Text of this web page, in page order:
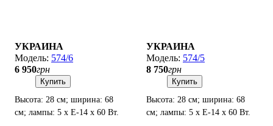
УКРАИНА
574/6
6 950грн
Купить
Высота: 28 см; ширина: 68
см; лампы: 5 х Е-14 х 60 Вт.
УКРАИНА
574/5
8 750грн
Купить
Высота: 28 см; ширина: 68
см; лампы: 5 х Е-14 х 60 Вт.